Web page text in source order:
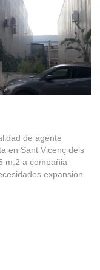
de agente
en Sant Vicenç dels
m.2 a compañia
expansion.